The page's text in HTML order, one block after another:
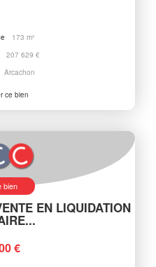
173 m²
207 629 €
Arcachon
ce bien
bien
EN LIQUIDATION
€